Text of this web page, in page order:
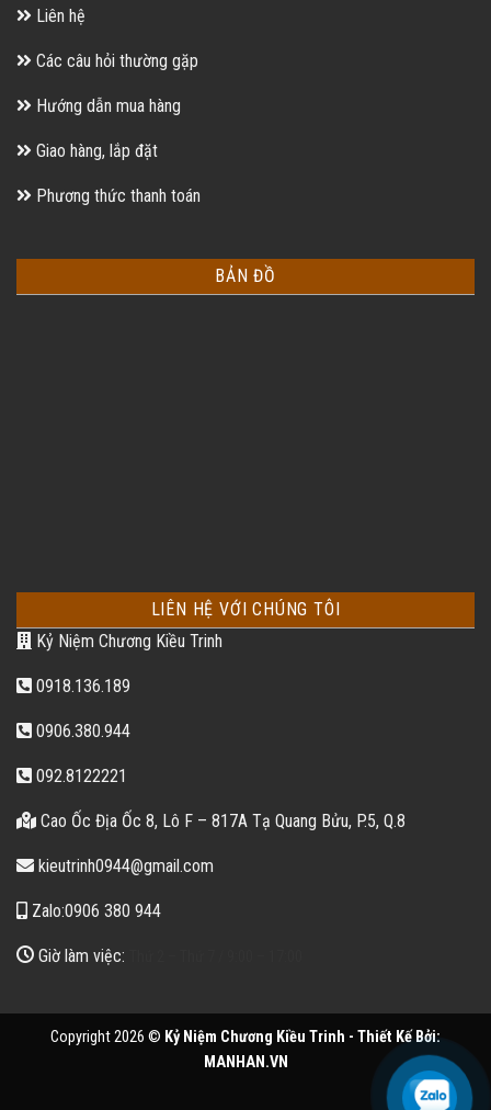
Liên hệ
Các câu hỏi thường gặp
Hướng dẫn mua hàng
Giao hàng, lắp đặt
Phương thức thanh toán
BẢN ĐỒ
LIÊN HỆ VỚI CHÚNG TÔI
Kỷ Niệm Chương Kiều Trinh
0918.136.189
0906.380.944
092.8122221
Cao Ốc Địa Ốc 8, Lô F – 817A Tạ Quang Bửu, P.5, Q.8
kieutrinh0944@gmail.com
Zalo:0906 380 944
Giờ làm việc:
Copyright 2026 © Kỷ Niệm Chương Kiều Trinh - Thiết Kế Bởi:
MANHAN.VN